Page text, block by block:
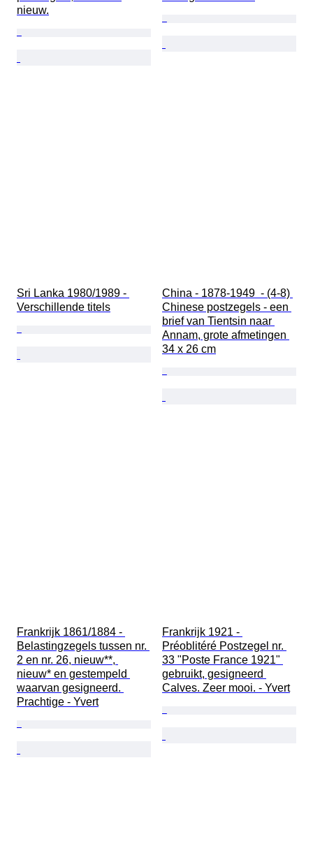
nieuw.
Sri Lanka 1980/1989 -
Verschillende titels
China - 1878-1949  - (4-8)
Chinese postzegels - een
brief van Tientsin naar
Annam, grote afmetingen
34 x 26 cm
Frankrijk 1861/1884 -
Belastingzegels tussen nr.
2 en nr. 26, nieuw**,
nieuw* en gestempeld
waarvan gesigneerd.
Prachtige - Yvert
Frankrijk 1921 -
Préoblitéré Postzegel nr.
33 "Poste France 1921"
gebruikt, gesigneerd
Calves. Zeer mooi. - Yvert